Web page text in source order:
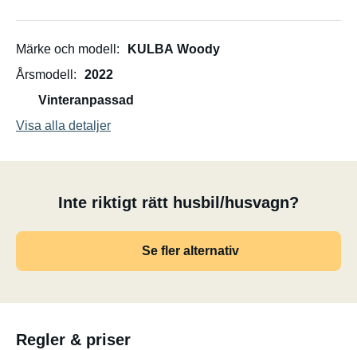
Märke och modell
KULBA Woody
Årsmodell
2022
Vinteranpassad
Visa alla detaljer
Inte riktigt rätt husbil/husvagn?
Se fler alternativ
Regler & priser